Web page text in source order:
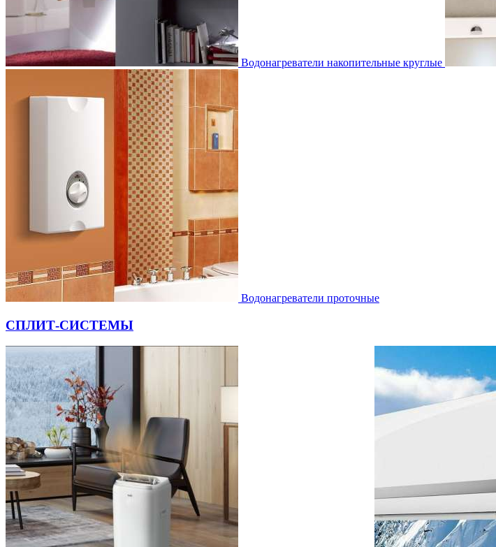
Водонагреватели накопительные круглые
Водонагреватели проточные
СПЛИТ-СИСТЕМЫ